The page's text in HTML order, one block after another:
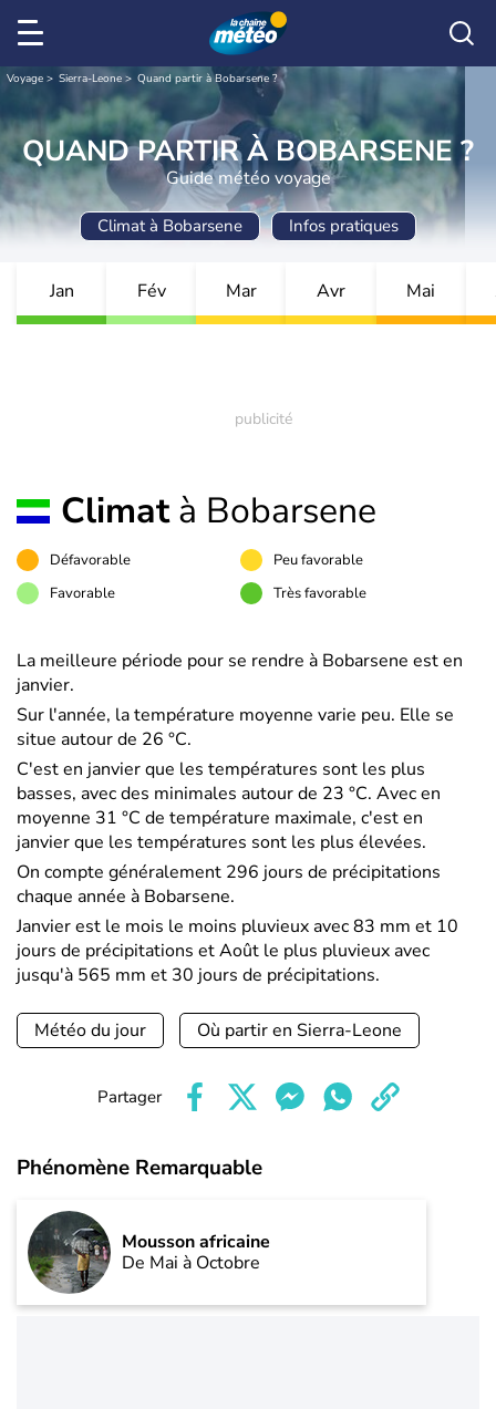
Voyage Sierra-Leone Quand partir à Bobarsene ?
QUAND PARTIR À BOBARSENE ?
Guide météo voyage
Climat à Bobarsene Infos pratiques
Jan Fév Mar Avr Mai
Climatà Bobarsene
Défavorable
Peu favorable
Favorable
Très favorable
La meilleure période pour se rendre à Bobarsene est en
janvier.
Sur l'année, la température moyenne varie peu. Elle se
situe autour de 26 °C.
C'est en janvier que les températures sont les plus
basses, avec des minimales autour de 23 °C. Avec en
moyenne 31 °C de température maximale, c'est en
janvier que les températures sont les plus élevées.
On compte généralement 296 jours de précipitations
chaque année à Bobarsene.
Janvier est le mois le moins pluvieux avec 83 mm et 10
jours de précipitations et Août le plus pluvieux avec
jusqu'à 565 mm et 30 jours de précipitations.
Météo du jour Où partir en Sierra-Leone
Partager
Phénomène Remarquable
Mousson africaine
De Mai à Octobre